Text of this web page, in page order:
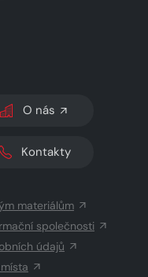
SVĚTLÝ/TMAVÝ REŽIM
O nás
Kontakty
materiálům
společnosti
údajů